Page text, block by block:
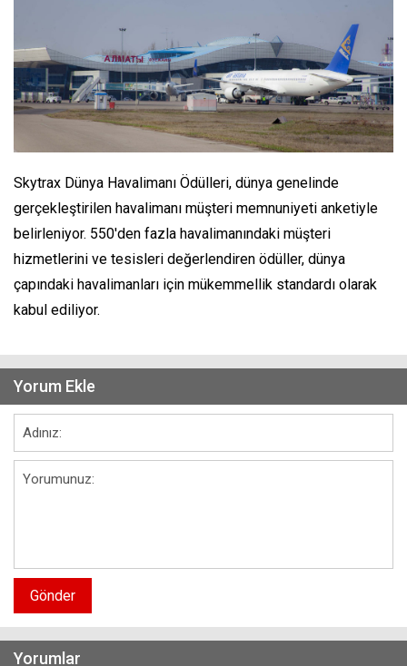
Skytrax Dünya Havalimanı Ödülleri, dünya genelinde
gerçekleştirilen havalimanı müşteri memnuniyeti anketiyle
belirleniyor. 550'den fazla havalimanındaki müşteri
hizmetlerini ve tesisleri değerlendiren ödüller, dünya
çapındaki havalimanları için mükemmellik standardı olarak
kabul ediliyor.
Yorum Ekle
Gönder
Yorumlar